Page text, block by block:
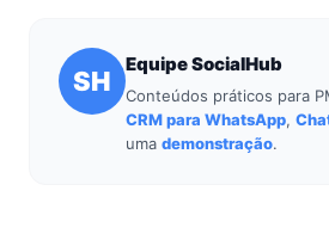
SH
Equipe SocialHub
Conteúdos práticos para
CRM para WhatsApp,
uma demonstração.